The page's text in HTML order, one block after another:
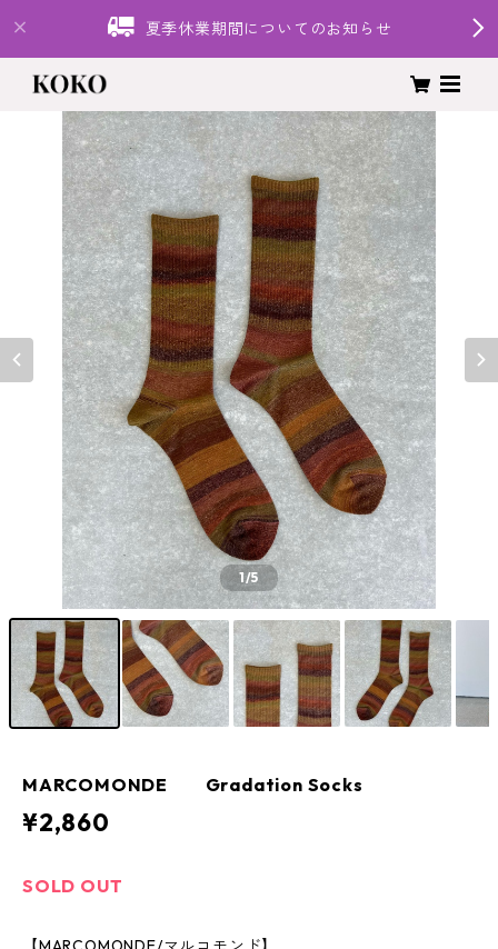
夏季休業期間についてのお知らせ
1/5
MARCOMONDE Gradation Socks
¥2,860
SOLD OUT